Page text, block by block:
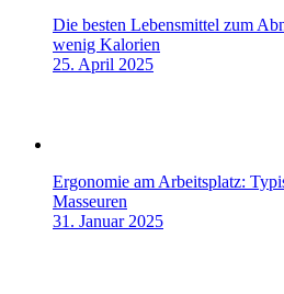
Die besten Lebensmittel zum
wenig Kalorien
25. April 2025
Ergonomie am Arbeitsplatz:
Masseuren
31. Januar 2025